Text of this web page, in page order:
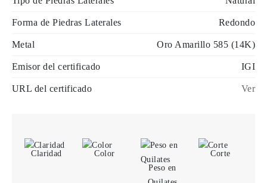
Forma de Piedras Laterales Redondo
Metal Oro Amarillo 585 (14K)
Emisor del certificado IGI
URL del certificado Ver
Claridad
Color
Peso en
Corte